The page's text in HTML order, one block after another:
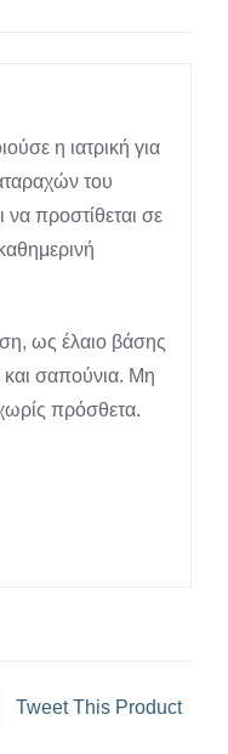
η ιατρική για
του
να προστίθεται σε
ως έλαιο βάσης
σαπούνια. Μη
πρόσθετα.
Tweet This Product